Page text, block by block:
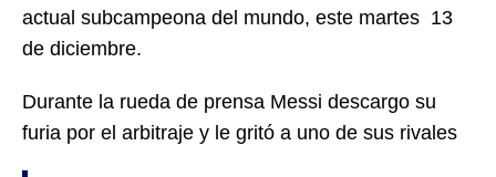
actual subcampeona del mundo, este martes 13
de diciembre.
Durante la rueda de prensa Messi descargo su
furia por el arbitraje y le gritó a uno de sus rivales